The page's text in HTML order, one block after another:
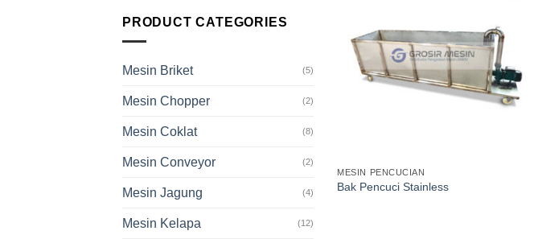
PRODUCT CATEGORIES
Mesin Briket (5)
Mesin Chopper (2)
Mesin Coklat (8)
Mesin Conveyor (2)
Mesin Jagung (4)
Mesin Kelapa (12)
MESIN PENCUCIAN
Bak Pencuci Stainless